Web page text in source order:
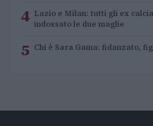
4 Lazio e Milan: tutti gli ex
indossato le due maglie
5 Chi è Sara Gama: fidanzato,